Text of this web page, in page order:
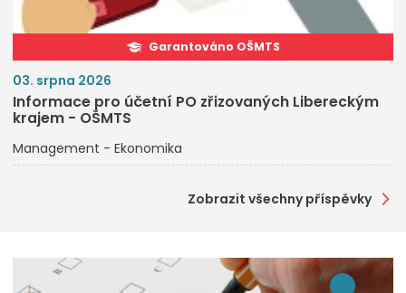
Garantováno OŠMTS
03. srpna 2026
Informace pro účetní PO zřizovaných Libereckým
krajem - OŠMTS
Management - Ekonomika
Zobrazit všechny příspěvky